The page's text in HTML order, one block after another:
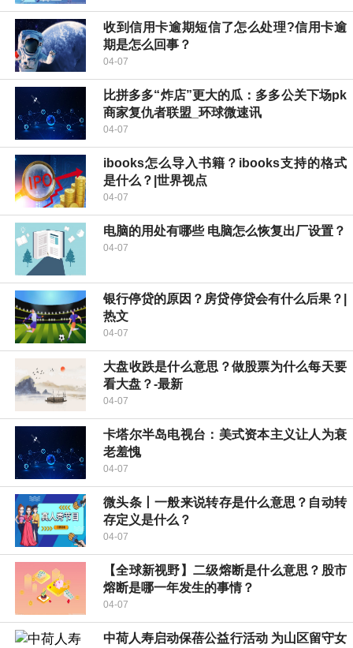
收到信用卡逾期短信了怎么处理?信用卡逾
期是怎么回事？
04-07
比拼多多“炸店”更大的瓜：多多公关下场pk
商家复仇者联盟_环球微速讯
04-07
ibooks怎么导入书籍？ibooks支持的格式
是什么？|世界视点
04-07
电脑的用处有哪些 电脑怎么恢复出厂设置？
04-07
银行停贷的原因？房贷停贷会有什么后果？|
热文
04-07
大盘收跌是什么意思？做股票为什么每天要
看大盘？-最新
04-07
卡塔尔半岛电视台：美式资本主义让人为衰
老羞愧
04-07
微头条丨一般来说转存是什么意思？自动转
存定义是什么？
04-07
【全球新视野】二级熔断是什么意思？股市
熔断是哪一年发生的事情？
04-07
中荷人寿启动保蓓公益行活动 为山区留守女